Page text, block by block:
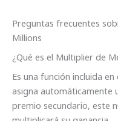
Preguntas frecuentes
Millions
¿Qué es el Multiplier de
Es una función incluida
asigna automáticamente
premio secundario, este